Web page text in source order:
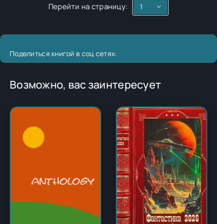
Перейти на страницу:
Поделиться книгой в соц сетях:
Возможно, вас заинтересует